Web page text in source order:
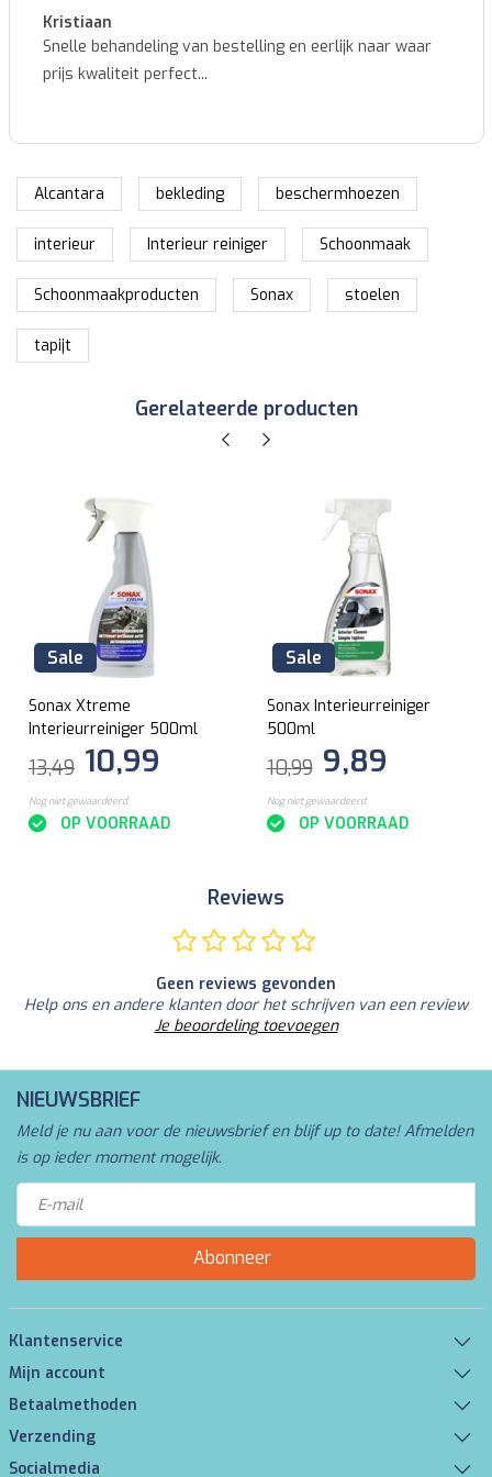
Marcel
Makkelijk te bestellen en snelle levering...
Alcantara bekleding beschermhoezen
interieur Interieur reiniger Schoonmaak
Schoonmaakproducten Sonax stoelen
tapijt
Gerelateerde producten
Sale
Sonax Xtreme
Interieurreiniger 500ml
13,49 10,99
Nog niet gewaardeerd
OP VOORRAAD
Sale
Sonax Interieurreiniger
500ml
10,99 9,89
Nog niet gewaardeerd
OP VOORRAAD
Reviews
Geen reviews gevonden
Help ons en andere klanten door het schrijven van een review
Je beoordeling toevoegen
NIEUWSBRIEF
Meld je nu aan voor de nieuwsbrief en blijf up to date! Afmelden
is op ieder moment mogelijk.
Abonneer
Klantenservice
Mijn account
Betaalmethoden
Verzending
Socialmedia